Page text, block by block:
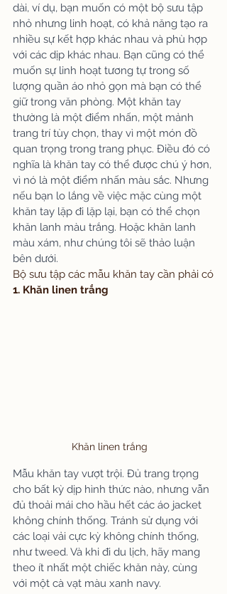
dài, ví dụ, bạn muốn có một bộ sưu tập
nhỏ nhưng linh hoạt, có khả năng tạo ra
nhiều sự kết hợp khác nhau và phù hợp
với các dịp khác nhau. Bạn cũng có thể
muốn sự linh hoạt tương tự trong số
lượng quần áo nhỏ gọn mà bạn có thể
giữ trong văn phòng. Một khăn tay
thường là một điểm nhấn, một mảnh
trang trí tùy chọn, thay vì một món đồ
quan trọng trong trang phục. Điều đó có
nghĩa là khăn tay có thể được chú ý hơn,
vì nó là một điểm nhấn màu sắc. Nhưng
nếu bạn lo lắng về việc mặc cùng một
khăn tay lặp đi lặp lại, bạn có thể chọn
khăn lanh màu trắng. Hoặc khăn lanh
màu xám, như chúng tôi sẽ thảo luận
bên dưới.
Bộ sưu tập các mẫu khăn tay cần phải có
1. Khăn linen trắng
Khăn linen trắng
Mẫu khăn tay vượt trội. Đủ trang trọng
cho bất kỳ dịp hình thức nào, nhưng vẫn
đủ thoải mái cho hầu hết các áo jacket
không chính thống. Tránh sử dụng với
các loại vải cực kỳ không chính thống,
như tweed. Và khi đi du lịch, hãy mang
theo ít nhất một chiếc khăn này, cùng
với một cà vạt màu xanh navy.